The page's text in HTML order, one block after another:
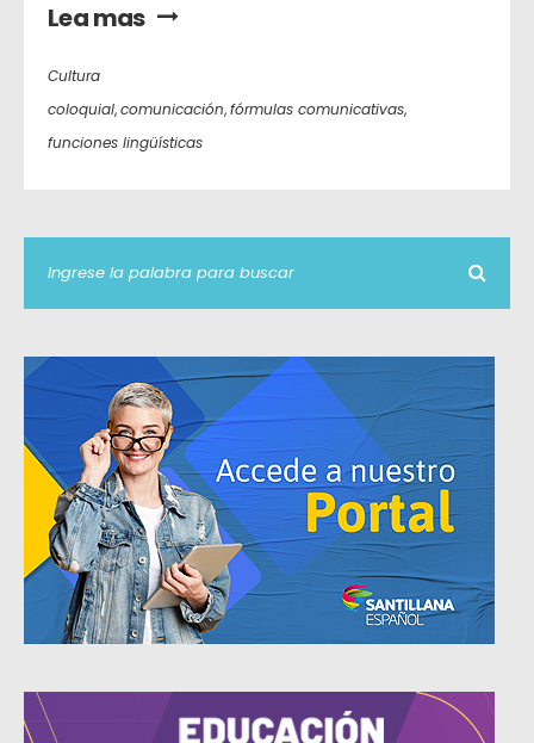
Lea mas
Cultura
coloquial,comunicación,fórmulas comunicativas,
funciones lingüísticas